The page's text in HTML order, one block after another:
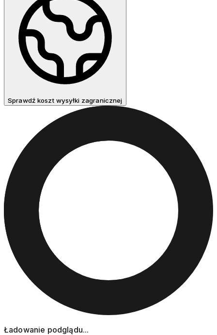
Sprawdź koszt wysyłki zagranicznej
Ładowanie podglądu...